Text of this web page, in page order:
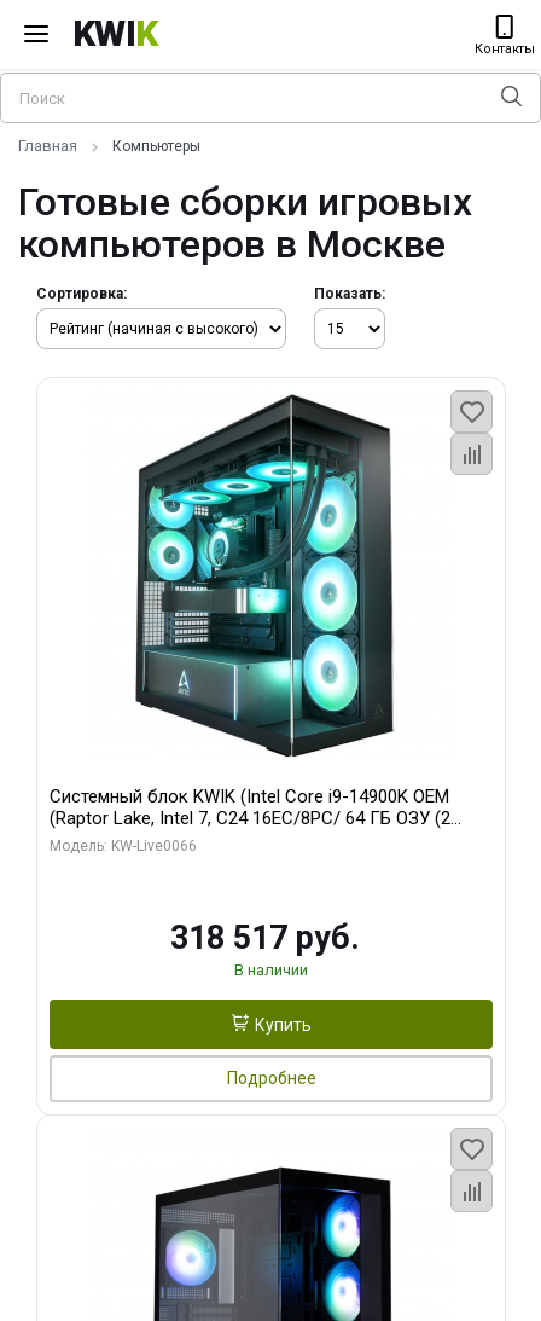
KWIK Контакты
Главная Компьютеры
Готовые сборки игровых
компьютеров в Москве
Сортировка: Показать:
Системный блок KWIK (Intel Core i9-14900K OEM
(Raptor Lake, Intel 7, C24 16EC/8PC/ 64 ГБ ОЗУ (2
модуля)/ Gigabyte RTX5080 XTREME WATERFORCE
Модель: KW-Live0066
318 517 руб.
В наличии
Купить
Подробнее